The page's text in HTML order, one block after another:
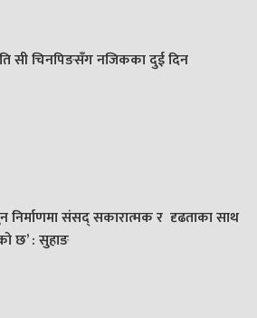
सी चिनपिङसँग नजिकका दुई दिन
निर्माणमा संसद् सकारात्मक र दृढताका साथ
छ’ : सुहाङ